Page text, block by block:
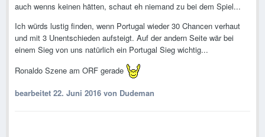
auch wenns keinen hätten, schaut eh niemand zu bei dem Spiel...
Ich würds lustig finden, wenn Portugal wieder 30 Chancen verhaut
und mit 3 Unentschieden aufsteigt. Auf der andern Seite wär bei
einem Sieg von uns natürlich ein Portugal Sieg wichtig...
Ronaldo Szene am ORF gerade
bearbeitet 22. Juni 2016 von Dudeman